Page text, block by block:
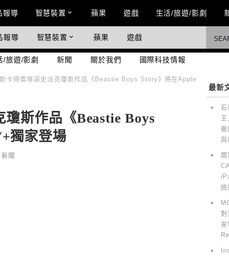
Menu
報導 智慧裝置 蘋果 遊戲 生活/旅遊/影劇
技情報
報導 智慧裝置 蘋果 遊戲
/旅遊/影劇 新聞 關於我們 國際科技情報
卡得獎導演史派克瓊斯作品《Beastie Boys Story》將在Apple
斯作品《Beastie Boys
獨家登場
新聞
最新
石
徹
與
挑
對